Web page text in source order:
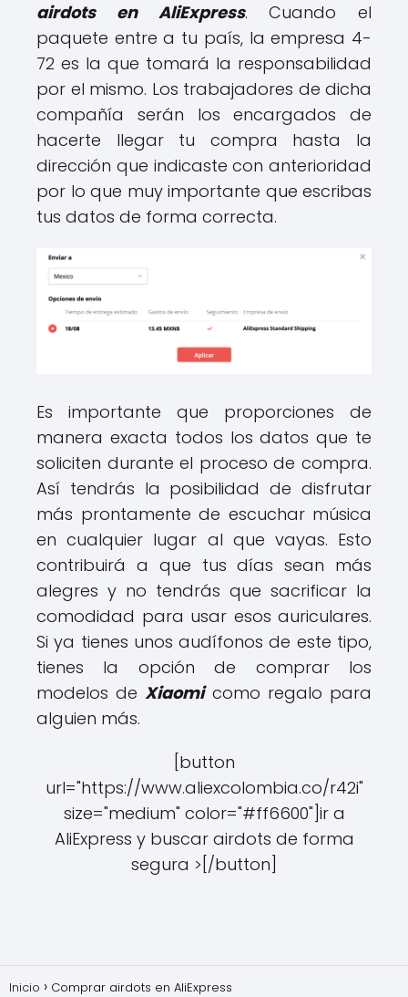
airdots en AliExpress. Cuando el
paquete entre a tu país, la empresa 4-
72 es la que tomará la responsabilidad
por el mismo. Los trabajadores de dicha
compañía serán los encargados de
hacerte llegar tu compra hasta la
dirección que indicaste con anterioridad
por lo que muy importante que escribas
tus datos de forma correcta.
Es importante que proporciones de
manera exacta todos los datos que te
soliciten durante el proceso de compra.
Así tendrás la posibilidad de disfrutar
más prontamente de escuchar música
en cualquier lugar al que vayas. Esto
contribuirá a que tus días sean más
alegres y no tendrás que sacrificar la
comodidad para usar esos auriculares.
Si ya tienes unos audífonos de este tipo,
tienes la opción de comprar los
modelos deXiaomicomo regalo para
alguien más.
[button
url="https://www.aliexcolombia.co/r42i"
size="medium" color="#ff6600"]ir a
AliExpress y buscar airdots de forma
segura >[/button]
Inicio Comprar airdots en AliExpress